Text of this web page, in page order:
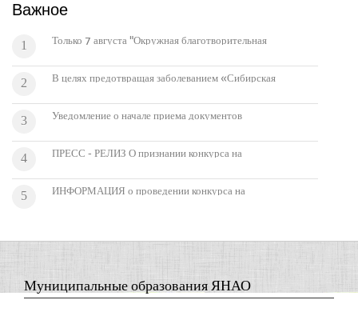
Важное
1
Только 7 августа "Окружная благотворительная
2
В целях предотвращая заболеванием «Сибирская
3
Уведомление о начале приема документов
коренных малочисленных народов Севера Ямало-
Ненецкого автономного округа
4
ПРЕСС - РЕЛИЗ О признании конкурса на
5
ИНФОРМАЦИЯ о проведении конкурса на
Муниципальные образования ЯНАО